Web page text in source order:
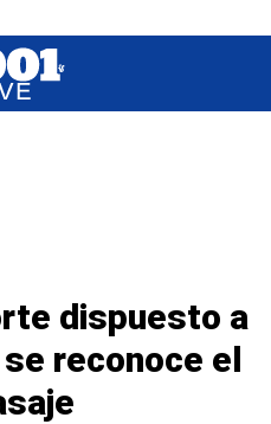
dispuesto a
reconoce el